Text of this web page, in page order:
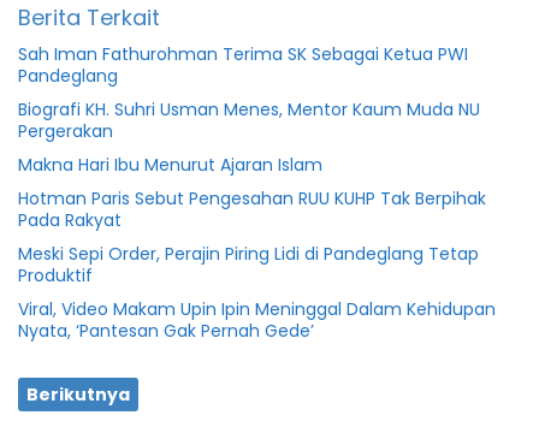
Berita Terkait
Sah Iman Fathurohman Terima SK Sebagai Ketua PWI
Pandeglang
Biografi KH. Suhri Usman Menes, Mentor Kaum Muda NU
Pergerakan
Makna Hari Ibu Menurut Ajaran Islam
Hotman Paris Sebut Pengesahan RUU KUHP Tak Berpihak
Pada Rakyat
Meski Sepi Order, Perajin Piring Lidi di Pandeglang Tetap
Produktif
Viral, Video Makam Upin Ipin Meninggal Dalam Kehidupan
Nyata, ‘Pantesan Gak Pernah Gede’
Berikutnya